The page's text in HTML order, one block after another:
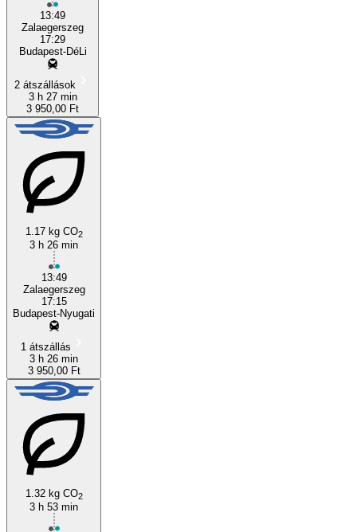
13:49
Zalaegerszeg
17:29
Budapest-DéLi
2 átszállások
3 h 27 min
3 950,00 Ft
1.17 kg CO2
3 h 26 min
13:49
Zalaegerszeg
17:15
Budapest-Nyugati
1 átszállás
3 h 26 min
3 950,00 Ft
1.32 kg CO2
3 h 53 min